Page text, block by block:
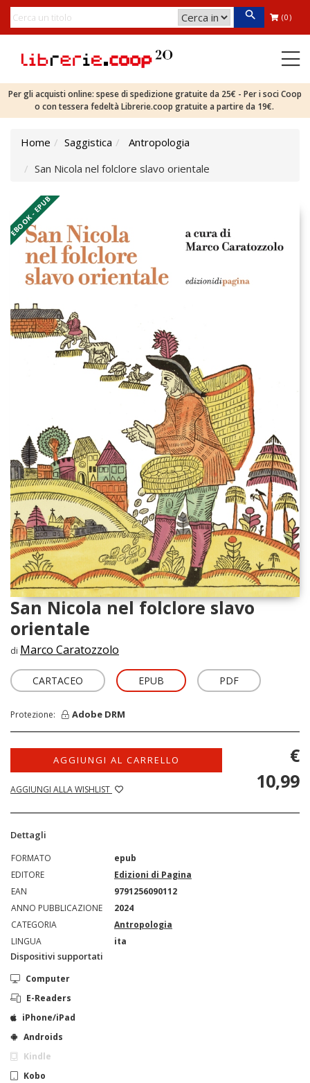
(0)
Per gli acquisti online: spese di spedizione gratuite da 25€ - Per i soci Coop
o con tessera fedeltà Librerie.coop gratuite a partire da 19€.
Home Saggistica
Antropologia
San Nicola nel folclore slavo orientale
EBOOK - EPUB
San Nicola nel folclore slavo
orientale
di Marco Caratozzolo
CARTACEO EPUB PDF
Protezione: Adobe DRM
AGGIUNGI AL CARRELLO
AGGIUNGI ALLA WISHLIST
€
10,99
Dettagli
FORMATO
epub
EDITORE
Edizioni di Pagina
EAN
9791256090112
ANNO PUBBLICAZIONE
2024
CATEGORIA
Antropologia
LINGUA
ita
Dispositivi supportati
Computer
E-Readers
iPhone/iPad
Androids
Kindle
Kobo